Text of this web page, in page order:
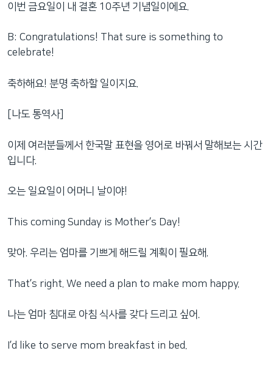
이번 금요일이 내 결혼 10주년 기념일이에요.
B: Congratulations! That sure is something to
celebrate!
축하해요! 분명 축하할 일이지요.
[나도 통역사]
이제 여러분들께서 한국말 표현을 영어로 바꿔서 말해보는 시간
입니다.
오는 일요일이 어머니 날이야!
This coming Sunday is Mother’s Day!
맞아. 우리는 엄마를 기쁘게 해드릴 계획이 필요해.
That’s right. We need a plan to make mom happy.
나는 엄마 침대로 아침 식사를 갖다 드리고 싶어.
I’d like to serve mom breakfast in bed.